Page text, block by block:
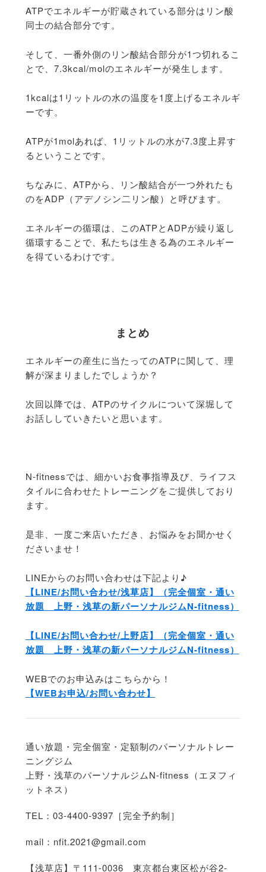
ATPでエネルギーが貯蔵されている部分はリン酸
同士の結合部分です。
そして、一番外側のリン酸結合部分が1つ切れるこ
とで、7.3kcal/molのエネルギーが発生します。
1kcalは1リットルの水の温度を1度上げるエネルギ
ーです。
ATPが1molあれば、1リットルの水が7.3度上昇す
るということです。
ちなみに、ATPから、リン酸結合が一つ外れたも
のをADP（アデノシン二リン酸）と呼びます。
エネルギーの循環は、このATPとADPが繰り返し
循環することで、私たちは生きる為のエネルギー
を得ているわけです。
まとめ
エネルギーの産生に当たってのATPに関して、理
解が深まりましたでしょうか？
次回以降では、ATPのサイクルについて深堀して
お話ししていきたいと思います。
N-fitnessでは、細かいお食事指導及び、ライフス
タイルに合わせたトレーニングをご提供しており
ます。
是非、一度ご来店いただき、お悩みをお聞かせく
ださいませ！
LINEからのお問い合わせは下記より♪
【LINE/お問い合わせ/浅草店】（完全個室・通い
放題 上野・浅草の新パーソナルジムN-fitness）
【LINE/お問い合わせ/上野店】（完全個室・通い
放題 上野・浅草の新パーソナルジムN-fitness）
WEBでのお申込みはこちらから！
【WEBお申込/お問い合わせ】
通い放題・完全個室・定額制のパーソナルトレー
ニングジム
上野・浅草のパーソナルジムN-fitness（エヌフィ
ットネス）
TEL：03-4400-9397［完全予約制］
mail： nfit.2021@gmail.com
【浅草店】〒111-0036 東京都台東区松が谷2-